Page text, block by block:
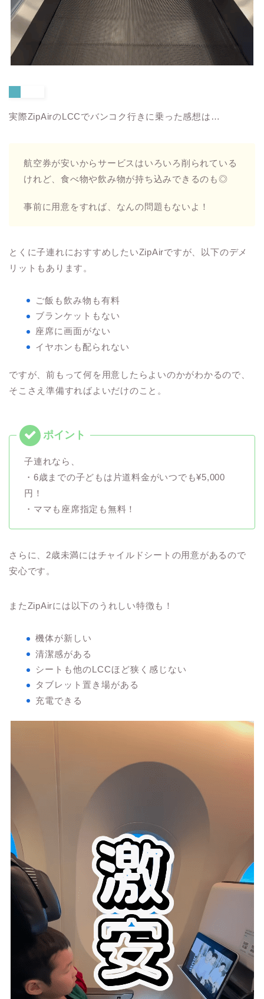
実際ZipAirのLCCでバンコク行きに乗った感想は…
航空券が安いからサービスはいろいろ削られている
けれど、食べ物や飲み物が持ち込みできるのも◎
事前に用意をすれば、なんの問題もないよ！
とくに子連れにおすすめしたいZipAirですが、以下のデメ
リットもあります。
ご飯も飲み物も有料
ブランケットもない
座席に画面がない
イヤホンも配られない
ですが、前もって何を用意したらよいのかがわかるので、
そこさえ準備すればよいだけのこと。
子連れなら、
・6歳までの子どもは片道料金がいつでも¥5,000
円！
・ママも座席指定も無料！
さらに、2歳未満にはチャイルドシートの用意があるので
安心です。
またZipAirには以下のうれしい特徴も！
機体が新しい
清潔感がある
シートも他のLCCほど狭く感じない
タブレット置き場がある
充電できる